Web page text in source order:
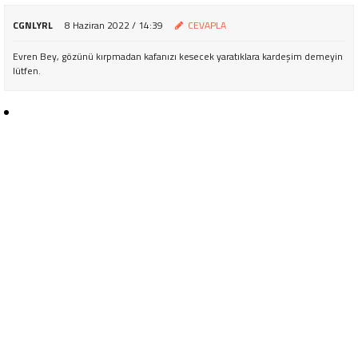
CGNLYRL 8 Haziran 2022 / 14:39 CEVAPLA
Evren Bey, gözünü kırpmadan kafanızı kesecek yaratıklara kardeşim demeyin
lütfen.